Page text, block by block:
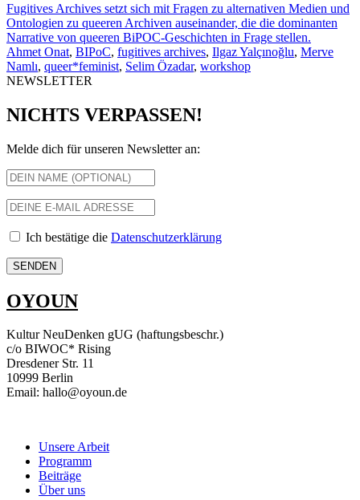
Fugitives Archives setzt sich mit Fragen zu alternativen Medien und
Ontologien zu queeren Archiven auseinander, die die dominanten
Narrative von queeren BiPOC-Geschichten in Frage stellen.
Ahmet Onat, BIPoC, fugitives archives, Ilgaz Yalçınoğlu, Merve
Namlı, queer*feminist, Selim Özadar, workshop
NEWSLETTER
NICHTS VERPASSEN!
Melde dich für unseren Newsletter an:
Ich bestätige die Datenschutzerklärung
OYOUN
Kultur NeuDenken gUG (haftungsbeschr.)
c/o BIWOC* Rising
Dresdener Str. 11
10999 Berlin
Email: hallo@oyoun.de
Unsere Arbeit
Programm
Beiträge
Über uns